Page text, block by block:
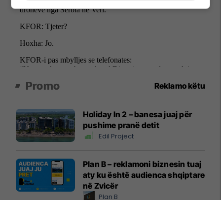
Promo Reklamo këtu
Holiday In 2 – banesa juaj për
pushime pranë detit
Edil Project
Plan B – reklamoni biznesin tuaj
aty ku është audienca shqiptare
në Zvicër
Plan B